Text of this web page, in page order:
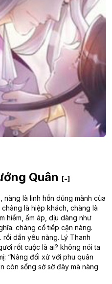
Quân [-]
nàng là linh hồn dũng mãnh của
là hiệp khách, chàng là
hiểm, ấm áp, dịu dàng như
chàng cố tiếp cận nàng.
dần yêu nàng. Lý Thanh
rốt cuộc là ai? không nói ta
“Nàng đối xử với phu quân
còn sống sờ sờ đây mà nàng